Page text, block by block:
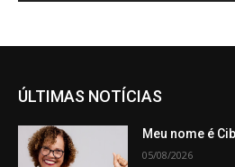
ÚLTIMAS NOTÍCIAS
Meu nome é
05/08/2026